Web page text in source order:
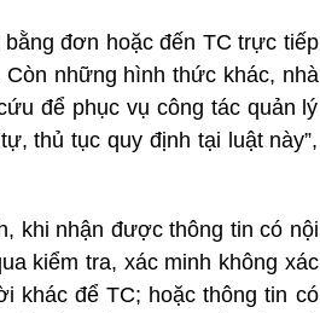
đơn hoặc đến TC trực tiếp
những hình thức khác, nhà
để phục vụ công tác quản lý
thủ tục quy định tại luật này”,
khi nhận được thông tin có nội
kiểm tra, xác minh không xác
khác để TC; hoặc thông tin có